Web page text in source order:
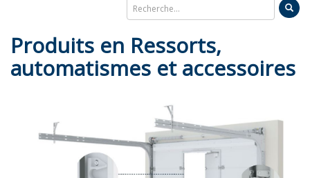
Produits en Ressorts,
automatismes et accessoires